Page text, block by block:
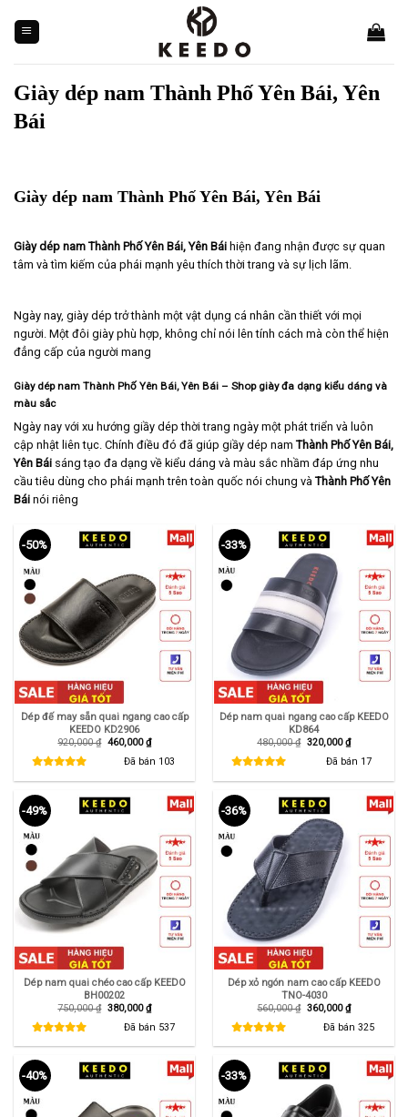
content
Giày dép nam Thành Phố Yên Bái, Yên
Bái
Giày dép nam Thành Phố Yên Bái, Yên Bái
Giày dép nam Thành Phố Yên Bái, Yên Bái hiện đang nhận được sự quan
tâm và tìm kiếm của phái mạnh yêu thích thời trang và sự lịch lãm.
Ngày nay, giày dép trở thành một vật dụng cá nhân cần thiết với mọi
người. Một đôi giày phù hợp, không chỉ nói lên tính cách mà còn thể hiện
đẳng cấp của người mang
Giày dép nam Thành Phố Yên Bái, Yên Bái – Shop giày đa dạng kiểu dáng và
màu sắc
Ngày nay với xu hướng giầy dép thời trang ngày một phát triển và luôn
cập nhật liên tục. Chính điều đó đã giúp giầy dép nam Thành Phố Yên Bái,
Yên Bái sáng tạo đa dạng về kiểu dáng và màu sắc nhầm đáp ứng nhu
cầu tiêu dùng cho phái mạnh trên toàn quốc nói chung và Thành Phố Yên
Bái nói riêng
-50%
Dép đế may sẵn quai ngang cao cấp
KEEDO KD2906
920,000₫ Giá
460,000₫Giá
hiện
tại
Đã bán 103
-33%
Dép nam quai ngang cao cấp KEEDO
KD864
480,000₫ Giá
320,000₫Giá
hiện
tại
Đã bán 17
-49%
Dép nam quai chéo cao cấp KEEDO
BH00202
750,000₫ Giá
750,000 ₫.
380,000₫Giá
hiện
tại
là:
380,000 ₫.
Đã bán 537
-36%
Dép xỏ ngón nam cao cấp KEEDO
TNO-4030
560,000₫ Giá
560,000 ₫.
360,000₫Giá
hiện
tại
là:
360,000 ₫.
Đã bán 325
-40% -33%